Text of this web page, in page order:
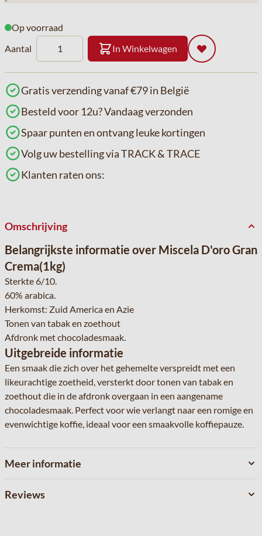
Op voorraad
Aantal
In Winkelwagen
Gratis verzending vanaf €79 in België
Besteld voor 12u? Vandaag verzonden
Spaar punten en ontvang leuke kortingen
Volg uw bestelling via TRACK & TRACE
Klanten raten ons:
Omschrijving
Belangrijkste informatie over Miscela D'oro Gran
Crema(1kg)
Sterkte 6/10.
60% arabica.
Herkomst: Zuid America en Azie
Tonen van tabak en zoethout
Afdronk met chocoladesmaak.
Uitgebreide informatie
Een smaak die zich over het gehemelte verspreidt met een
likeurachtige zoetheid, versterkt door tonen van tabak en
zoethout die in de afdronk overgaan in een aangename
chocoladesmaak. Perfect voor wie verlangt naar een romige en
evenwichtige koffie, ideaal voor een smaakvolle koffiepauze.
Meer informatie
Reviews